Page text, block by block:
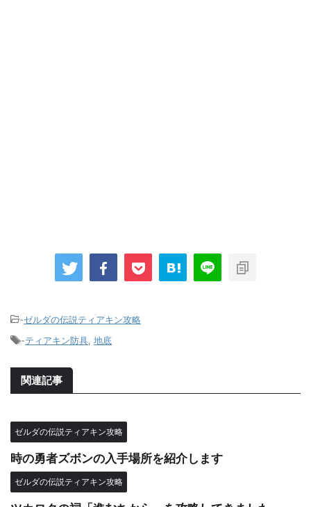
-ゼルダの伝説ティアキン攻略
-ティアキン防具 地底
関連記事
ゼルダの伝説ティアキン攻略
時の勇者ズボンの入手場所を紹介します
ゼルダの伝説ティアキン攻略